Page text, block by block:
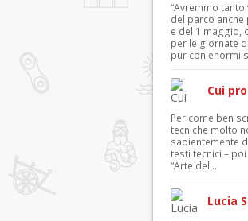
“Avremmo
del parco
e del 1 maggio,
per le giornate
pur con enormi
Cui
Per come ben
tecniche molto
sapientemente
testi tecnici –
“Arte del...
Lucia